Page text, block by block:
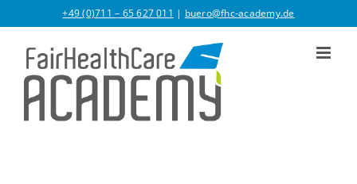
Inhalt
springen
+49 (0)711 – 65 627 011 | buero@fhc-academy.de